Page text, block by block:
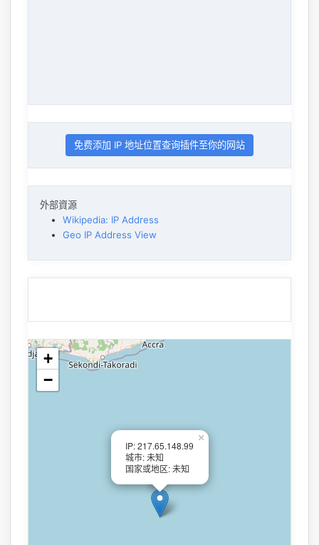
免费添加 IP 地址位置查询插件至你的网站
外部資源
Wikipedia: IP Address
Geo IP Address View
IP: 217.65.148.99
城市: 未知
国家或地区: 未知
×
+
−